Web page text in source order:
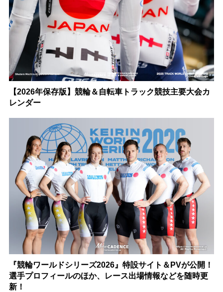
【2026年保存版】競輪＆自転車トラック競技主要大会カ
レンダー
『競輪ワールドシリーズ2026』特設サイト＆PVが公開！
選手プロフィールのほか、レース出場情報などを随時更
新！